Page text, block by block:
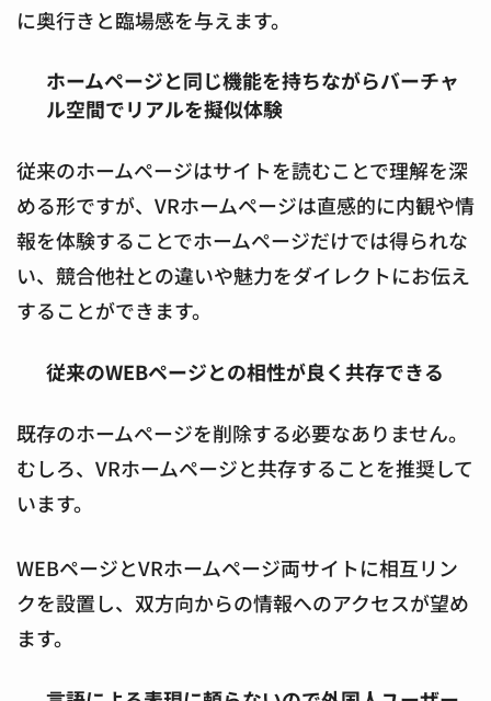
に奥行きと臨場感を与えます。
ホームページと同じ機能を持ちながらバーチャ
ル空間でリアルを擬似体験
従来のホームページはサイトを読むことで理解を深
める形ですが、VRホームページは直感的に内観や情
報を体験することでホームページだけでは得られな
い、競合他社との違いや魅力をダイレクトにお伝え
することができます。
従来のWEBページとの相性が良く共存できる
既存のホームページを削除する必要なありません。
むしろ、VRホームページと共存することを推奨して
います。
WEBページとVRホームページ両サイトに相互リン
クを設置し、双方向からの情報へのアクセスが望め
ます。